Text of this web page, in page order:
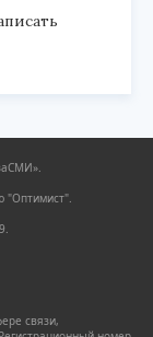
"Оптимист".
связи,